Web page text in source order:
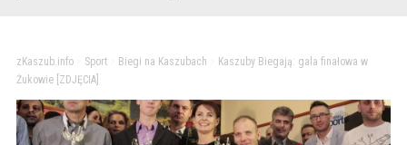
zKaszub.info> Sport> Biegi na Kaszubach
Kaszuby Biegają: gala finałowa w
Żukowie [ZDJĘCIA]